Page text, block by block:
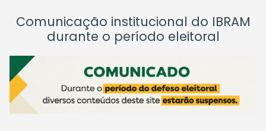
Comunicação institucional do IBRAM
durante o período eleitoral